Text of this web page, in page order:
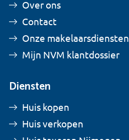
Over ons
Contact
Onze makelaarsdiensten
Mijn NVM klantdossier
Diensten
Huis kopen
Huis verkopen